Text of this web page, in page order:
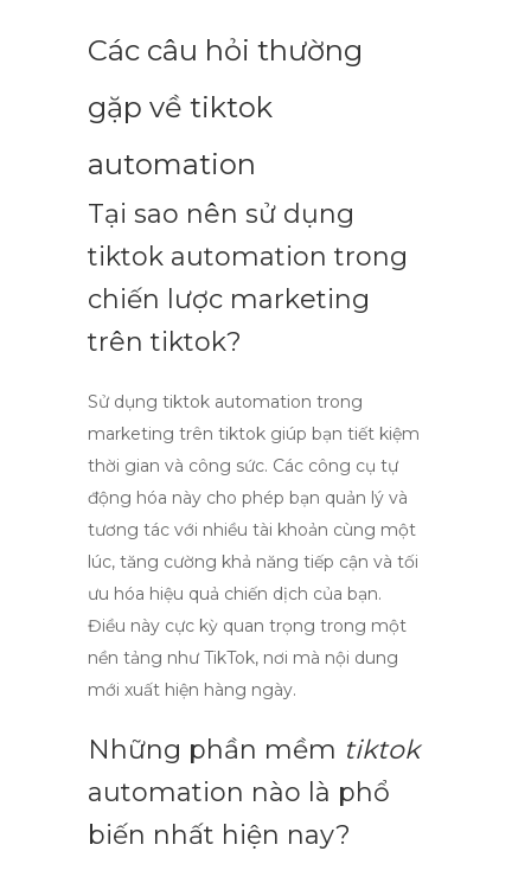
Các câu hỏi thường
gặp về tiktok
automation
Tại sao nên sử dụng
tiktok automation trong
chiến lược marketing
trên tiktok?
Sử dụng tiktok automation trong
marketing trên tiktok giúp bạn tiết kiệm
thời gian và công sức. Các công cụ tự
động hóa này cho phép bạn quản lý và
tương tác với nhiều tài khoản cùng một
lúc, tăng cường khả năng tiếp cận và tối
ưu hóa hiệu quả chiến dịch của bạn.
Điều này cực kỳ quan trọng trong một
nền tảng như TikTok, nơi mà nội dung
mới xuất hiện hàng ngày.
Những phần mềm tiktok
automation nào là phổ
biến nhất hiện nay?